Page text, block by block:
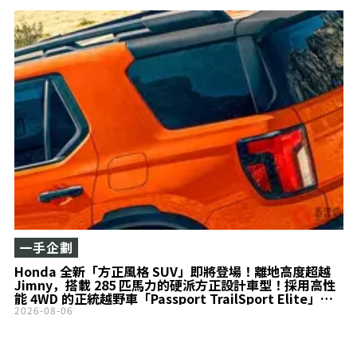
Honda 全新「方正風格 SUV」即將登場！離地高度超越
Jimny，搭載 285 匹馬力的硬派方正設計車型！採用高性
能 4WD 的正統越野車「Passport TrailSport Elite」究
竟是什麼樣的車？
一手企劃
2026-08-06